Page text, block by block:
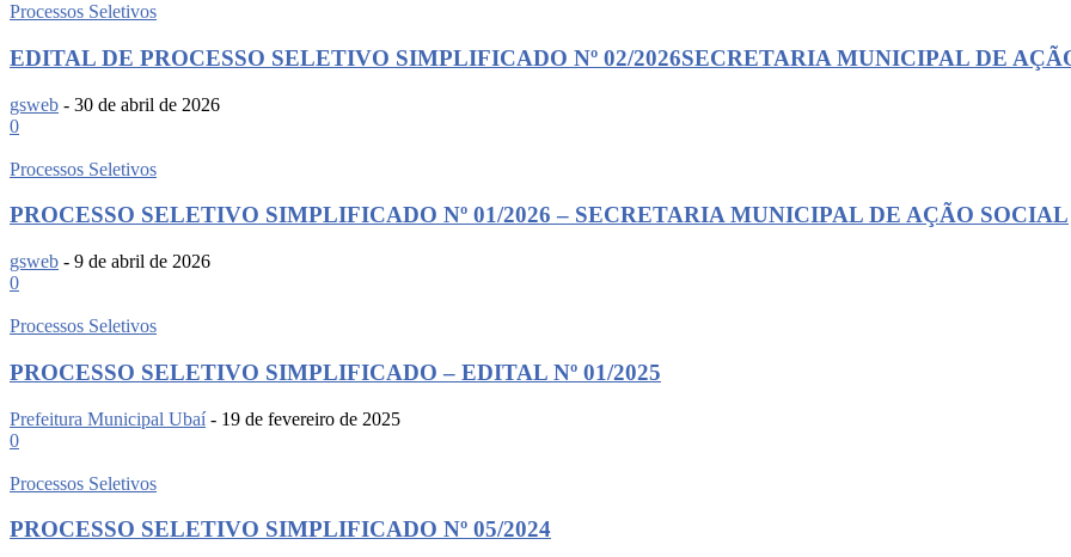
Processos Seletivos
EDITAL DE PROCESSO SELETIVO SIMPLIFICADO Nº 02/2026SECRETARIA MUNICIPAL DE
gsweb - 30 de abril de 2026
0
Processos Seletivos
PROCESSO SELETIVO SIMPLIFICADO Nº 01/2026 – SECRETARIA MUNICIPAL DE AÇÃO SOCIAL
gsweb - 9 de abril de 2026
0
Processos Seletivos
PROCESSO SELETIVO SIMPLIFICADO – EDITAL Nº 01/2025
Prefeitura Municipal Ubaí - 19 de fevereiro de 2025
0
Processos Seletivos
PROCESSO SELETIVO SIMPLIFICADO Nº 05/2024